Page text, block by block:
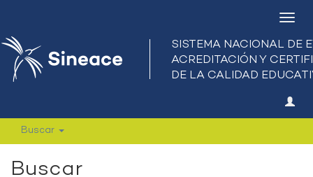
Buscar
Buscar